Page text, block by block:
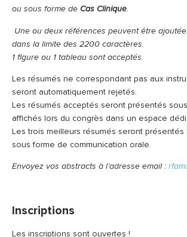
ou sous forme de Cas Clinique.
Une ou deux références peuvent être
dans la limite des 2200 caractères.
1 figure ou 1 tableau sont acceptés.
Les résumés ne correspondant pas aux
seront automatiquement rejetés.
Les résumés acceptés seront présentés
affichés lors du congrès dans un espace
Les trois meilleurs résumés seront présentés
sous forme de communication orale.
Envoyez vos abstracts à l’adresse email :
Inscriptions
Les inscriptions sont ouvertes !